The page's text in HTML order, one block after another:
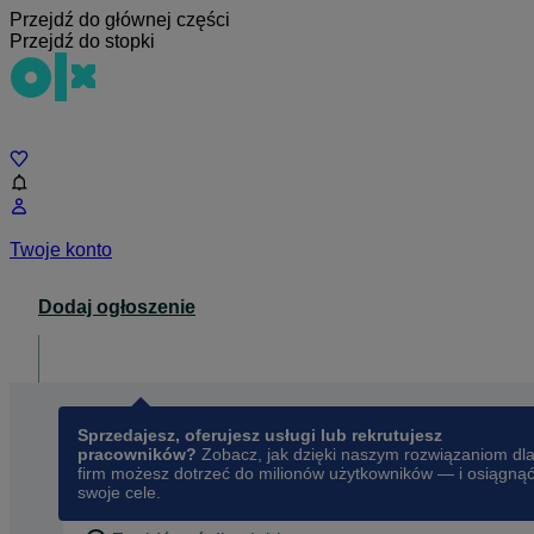
Przejdź do głównej części
Przejdź do stopki
Twoje konto
Dodaj ogłoszenie
Sprzedajesz, oferujesz usługi lub rekrutujesz
pracowników? Zobacz, jak dzięki naszym rozwiązaniom dla
firm możesz dotrzeć do milionów użytkowników — i osiągnąć
swoje cele.